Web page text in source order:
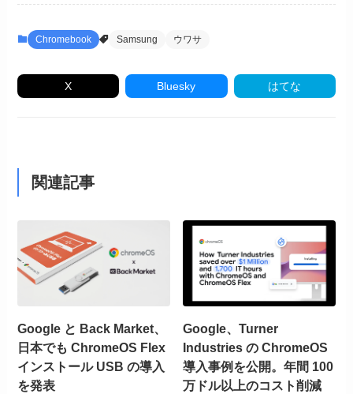
Chromebook Samsung ウワサ
X Bluesky はてな
関連記事
Google と Back Market、
日本でも ChromeOS Flex
インストール USB の導入
を発表
Google、Turner
Industries の ChromeOS
導入事例を公開。年間 100
万ドル以上のコスト削減